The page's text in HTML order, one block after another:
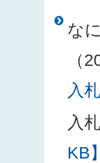
な
（
入
入
KB】